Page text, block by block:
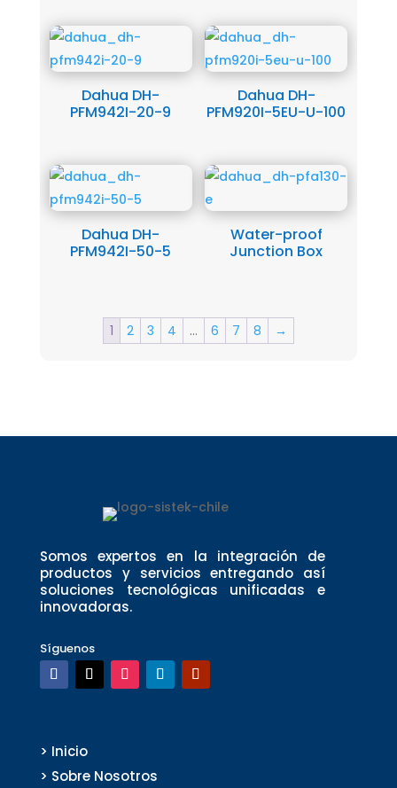
Dahua DH-
PFM942I-20-9
Dahua DH-
PFM920I-5EU-U-100
Dahua DH-
PFM942I-50-5
Water-proof
Junction Box
1 2 3 4 … 6 7 8 →
Somos expertos en la integración de
productos y servicios entregando así
soluciones tecnológicas unificadas e
innovadoras.
Síguenos
> Inicio
> Sobre Nosotros